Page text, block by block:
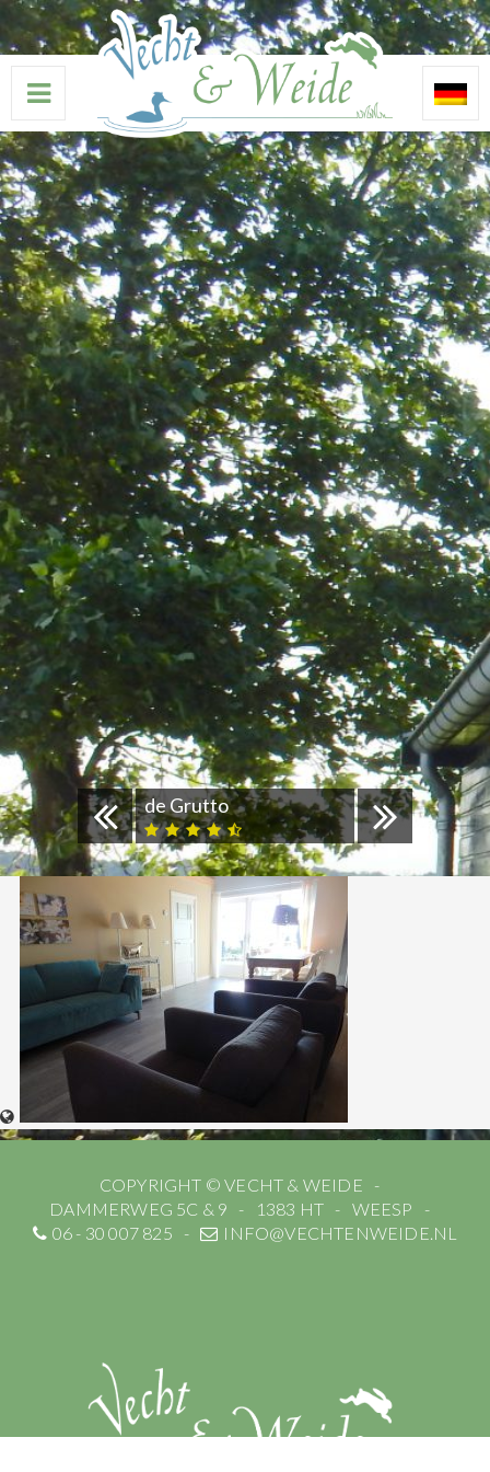
de Grutto
COPYRIGHT © VECHT & WEIDE
DAMMERWEG 5C & 9
1383 HT
WEESP
06 - 30 007 825
INFO@VECHTENWEIDE.NL